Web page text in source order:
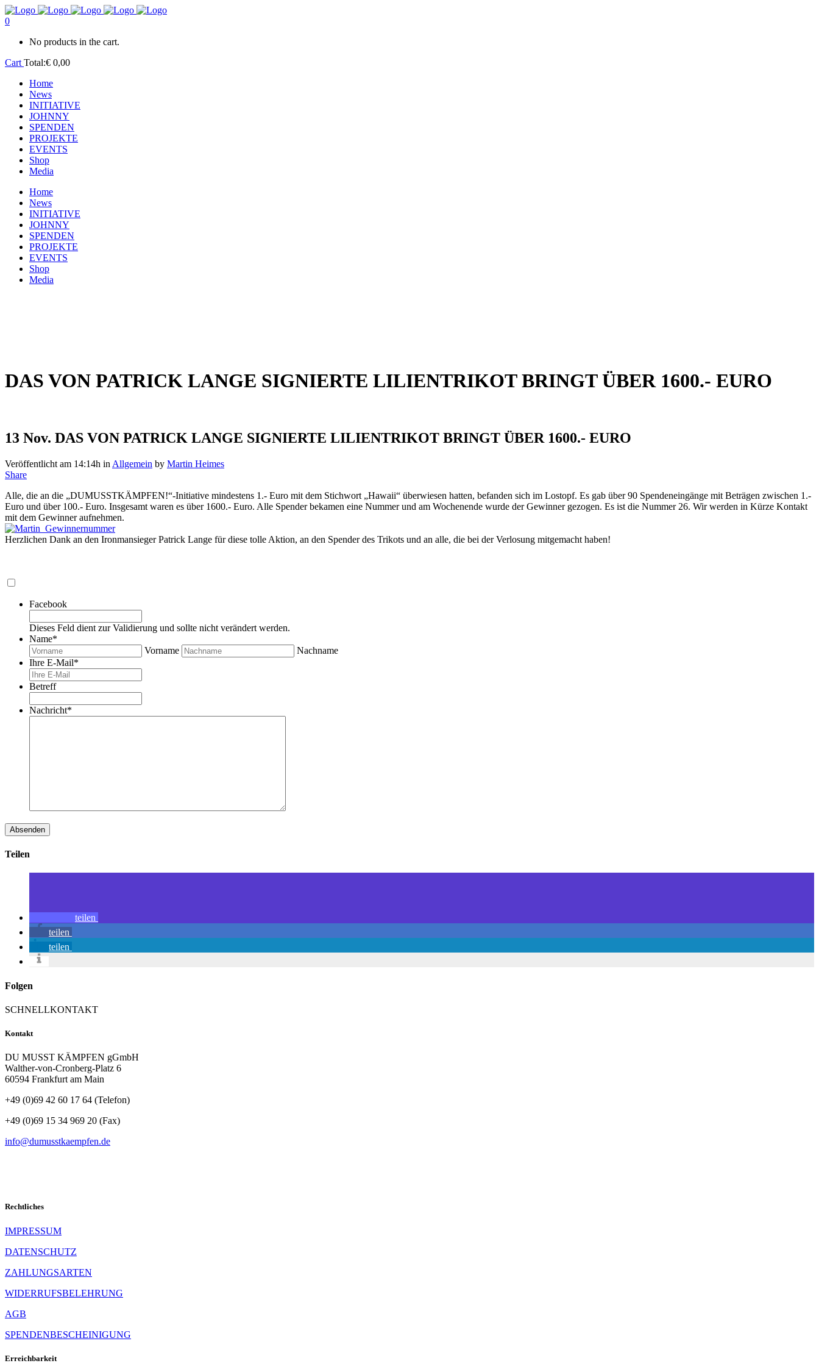
0
No products in the cart.
Cart Total:€ 0,00
Home
News
INITIATIVE
JOHNNY
SPENDEN
PROJEKTE
EVENTS
Shop
Media
Home
News
INITIATIVE
JOHNNY
SPENDEN
PROJEKTE
EVENTS
Shop
Media
DAS VON PATRICK LANGE SIGNIERTE LILIENTRIKOT BRINGT ÜBER 1600.- EURO
13 Nov. DAS VON PATRICK LANGE SIGNIERTE LILIENTRIKOT BRINGT ÜBER 1600.- EURO
Veröffentlicht am 14:14h in Allgemein by Martin Heimes
Share
Alle, die an die „DUMUSSTKÄMPFEN!“-Initiative mindestens 1.- Euro mit dem Stichwort „Hawaii“ überwiesen hatten, befanden sich im Lostopf. Es gab über 90 Spendeneingänge mit Beträgen zwischen 1.-
Euro und über 100.- Euro. Insgesamt waren es über 1600.- Euro. Alle Spender bekamen eine Nummer und am Wochenende wurde der Gewinner gezogen. Es ist die Nummer 26. Wir werden in Kürze Kontakt
mit dem Gewinner aufnehmen.
Herzlichen Dank an den Ironmansieger Patrick Lange für diese tolle Aktion, an den Spender des Trikots und an alle, die bei der Verlosung mitgemacht haben!
Facebook
Dieses Feld dient zur Validierung und sollte nicht verändert werden.
Name*
Vorname
Nachname
Ihre E-Mail*
Betreff
Nachricht*
Teilen
teilen
teilen
teilen
Folgen
SCHNELLKONTAKT
Kontakt
DU MUSST KÄMPFEN gGmbH
Walther-von-Cronberg-Platz 6
60594 Frankfurt am Main
+49 (0)69 42 60 17 64 (Telefon)
+49 (0)69 15 34 969 20 (Fax)
info@dumusstkaempfen.de
Rechtliches
IMPRESSUM
DATENSCHUTZ
ZAHLUNGSARTEN
WIDERRUFSBELEHRUNG
AGB
SPENDENBESCHEINIGUNG
Erreichbarkeit